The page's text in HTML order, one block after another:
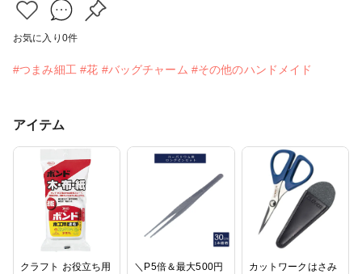
お気に入り 0件
#つまみ細工 #花 #バッグチャーム #その他のハンドメイド
アイテム
クラフト お役立ち用
＼P5倍＆最大500円
カットワークはさみ